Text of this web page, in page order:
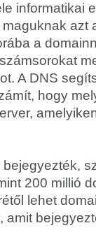
informatikai
azt
a
A DNS
hogy
200 millió
lehet
amit